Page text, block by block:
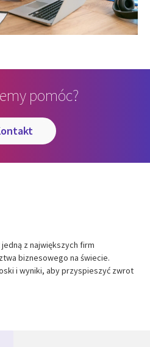
pomóc?
kontakt
jedną z największych firm
biznesowego na świecie.
i wyniki, aby przyspieszyć zwrot